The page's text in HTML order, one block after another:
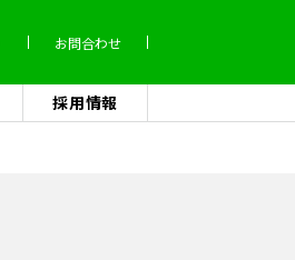
お問合わせ
採用情報